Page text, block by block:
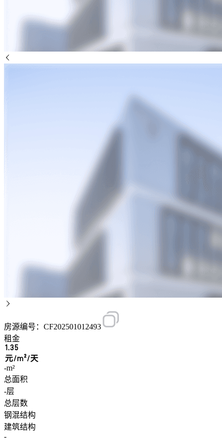
房源编号：CF202501012493
租金
1.35
元/m²/天
-m²
总面积
-层
总层数
钢混结构
建筑结构
-